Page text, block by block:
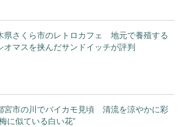
県さくら市のレトロカフェ 地元で養殖する
オマスを挟んだサンドイッチが評判
宮市の川でバイカモ見頃 清流を涼やかに彩
に似ている白い花”